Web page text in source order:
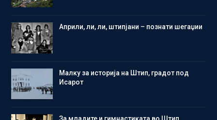
Aприли, ли, ли, штипјани – познати шегаџии
Малку за историја на Штип, градот под
Исарот